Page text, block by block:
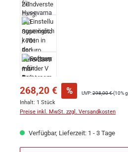
268,20 € % UVP:298,00 €(10%
Inhalt: 1 Stück
Preise inkl. MwSt. zzgl. Versandkosten
Verfügbar, Lieferzeit: 1 - 3 Tage